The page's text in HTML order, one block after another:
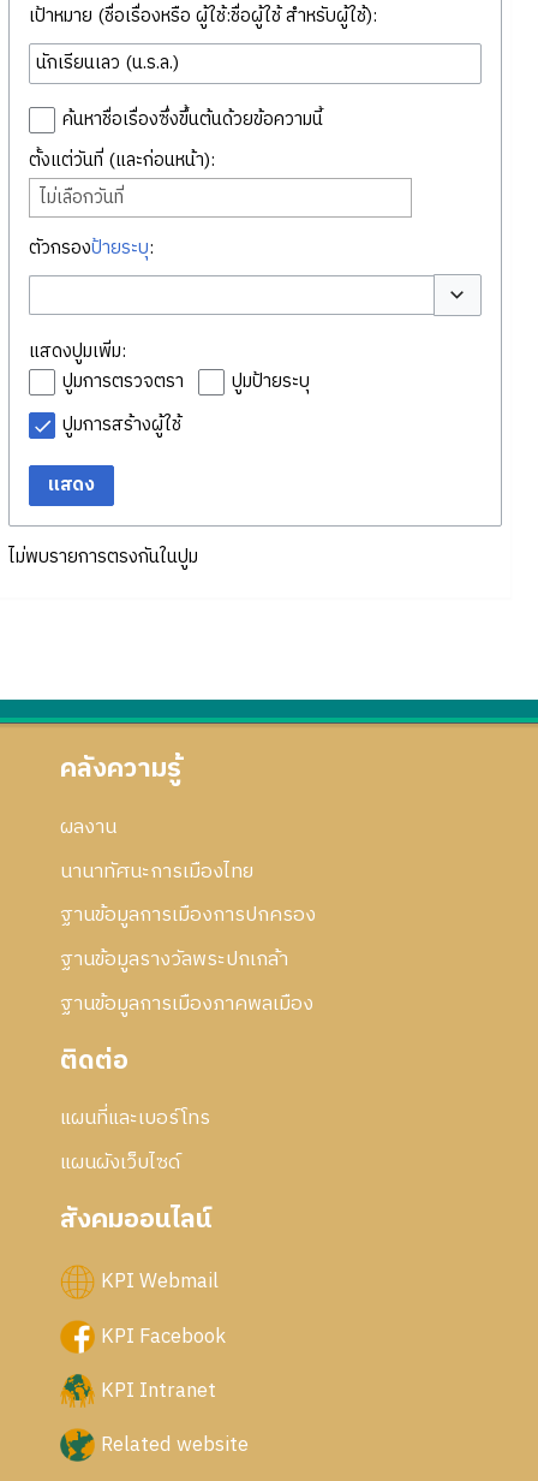
เป้าหมาย (ชื่อเรื่องหรือ ผู้ใช้:ชื่อผู้ใช้ สำหรับผู้ใช้):
ค้นหาชื่อเรื่องซึ่งขึ้นต้นด้วยข้อความนี้
ตั้งแต่วันที่ (และก่อนหน้า):
ไม่เลือกวันที่
ตัวกรองป้ายระบุ:
สลับตัวเลือก
แสดงปูมเพิ่ม:
ปูมการตรวจตรา
ปูมป้ายระบุ
ปูมการสร้างผู้ใช้
แสดง
ไม่พบรายการตรงกันในปูม
คลังความรู้
ผลงาน
นานาทัศนะการเมืองไทย
ฐานข้อมูลการเมืองการปกครอง
ฐานข้อมูลรางวัลพระปกเกล้า
ฐานข้อมูลการเมืองภาคพลเมือง
ติดต่อ
แผนที่และเบอร์โทร
แผนผังเว็บไซด์
สังคมออนไลน์
KPI Webmail
KPI Facebook
KPI Intranet
Related website